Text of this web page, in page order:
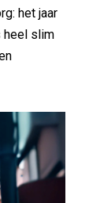
het jaar
heel slim